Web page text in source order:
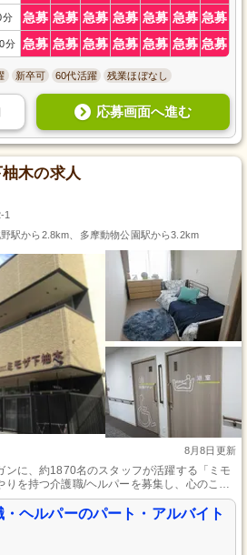
分 急募 急募 急募 急募 急募 急募 急募
分 急募 急募 急募 急募 急募 急募 急募
新卒可 60代活躍 残業ほぼなし
応募画面へ進む
柚木の求人
1
駅から2.8km、多摩動物公園駅から3.2km
8月8日更新
ンに、約1870名のスタッフが活躍する「ミモ
を持つ介護職/ヘルパーを募集し、心のこも
を支えます。充実した研修制度で幅広く学
で働きたい方も歓迎。訪問介護・デイサービ
ど、深く多様な事業内容と職種を揃えていま
ヘルパーのパート・アルバイト